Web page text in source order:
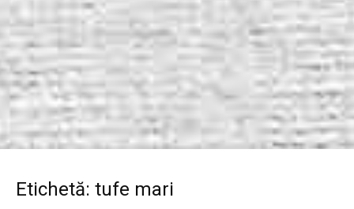
Etichetă: tufe mari